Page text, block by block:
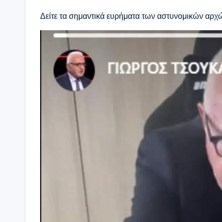
Δείτε τα σημαντικά ευρήματα των αστυνομικών